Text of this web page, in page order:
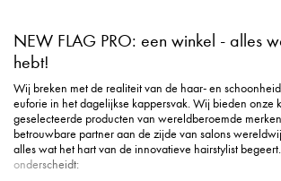
NEW FLAG PRO: een winkel - alles
hebt!
Wij breken met de realiteit van de haar- en
euforie in het dagelijkse kappersvak. Wij bieden onze
geselecteerde producten van wereldberoemde
betrouwbare partner aan de zijde van salons
alles wat het hart van de innovatieve hairstylist
onderscheidt: